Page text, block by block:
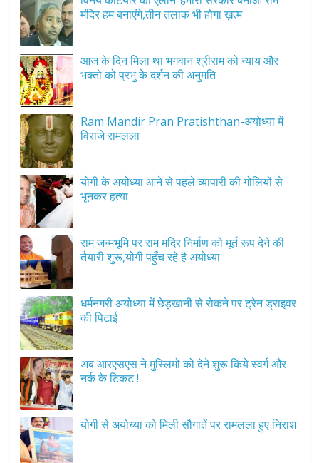
मंदिर हम बनाएंगे,तीन तलाक भी होगा ख़त्म
आज के दिन मिला था भगवान श्रीराम को न्याय और
भक्तो को प्रभु के दर्शन की अनुमति
Ram Mandir Pran Pratishthan-अयोध्या में
विराजे रामलला
योगी के अयोध्या आने से पहले व्यापारी की गोलियों से
भूनकर हत्या
राम जन्मभूमि पर राम मंदिर निर्माण को मूर्त रूप देने की
तैयारी शुरू,योगी पहुँच रहे है अयोध्या
धर्मनगरी अयोध्या में छेड़खानी से रोकने पर ट्रेन ड्राइवर
की पिटाई
अब आरएसएस ने मुस्लिमो को देने शुरू किये स्वर्ग और
नर्क के टिकट !
योगी से अयोध्या को मिली सौगातें पर रामलला हुए निराश